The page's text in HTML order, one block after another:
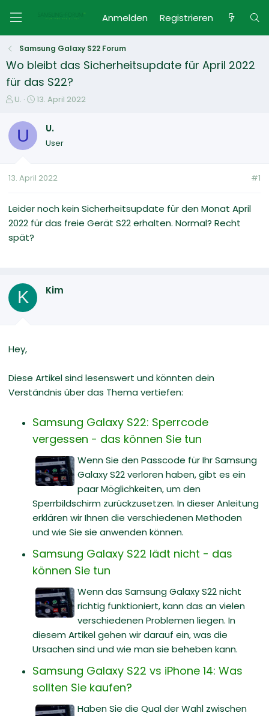
Anmelden Registrieren
Samsung Galaxy S22 Forum
Wo bleibt das Sicherheitsupdate für April 2022
für das S22?
E
s
e
e
U.
E
t
m
13. April 2022
U U.
User
13. April 2022 #1
Leider noch kein Sicherheitsupdate für den Monat April
2022 für das freie Gerät S22 erhalten. Normal? Recht
spät?
K Kim
Hey,
Diese Artikel sind lesenswert und könnten dein
Verständnis über das Thema vertiefen:
Samsung Galaxy S22: Sperrcode
vergessen - das können Sie tun
Wenn Sie den Passcode für Ihr Samsung
Galaxy S22 verloren haben, gibt es ein
paar Möglichkeiten, um den
Sperrbildschirm zurückzusetzen. In dieser Anleitung
erklären wir Ihnen die verschiedenen Methoden
und wie Sie sie anwenden können.
Samsung Galaxy S22 lädt nicht - das
können Sie tun
Wenn das Samsung Galaxy S22 nicht
richtig funktioniert, kann das an vielen
verschiedenen Problemen liegen. In
diesem Artikel gehen wir darauf ein, was die
Ursachen sind und wie man sie beheben kann.
Samsung Galaxy S22 vs iPhone 14: Was
sollten Sie kaufen?
Haben Sie die Qual der Wahl zwischen